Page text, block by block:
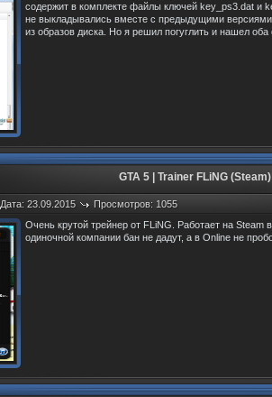
содержит в комплекте файлы ключей key_ps3.dat и
не выкладывались вместе с предыдущими
из образов диска. Но я решил погуглить и нашел
GTA 5 | Trainer FLiNG (Steam)
Дата: 23.09.2015
Просмотров: 1055
Очень крутой трейнер от FLiNG. Работает на Steam
одиночной компании бан не дадут, а в Online не